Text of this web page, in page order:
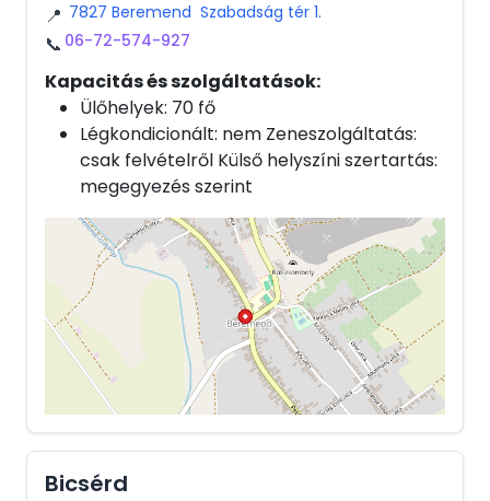
📍 7827 Beremend Szabadság tér 1.
📞 06-72-574-927
Kapacitás és szolgáltatások:
Ülőhelyek: 70 fő
Légkondicionált: nem Zeneszolgáltatás:
csak felvételről Külső helyszíni szertartás:
megegyezés szerint
Bicsérd